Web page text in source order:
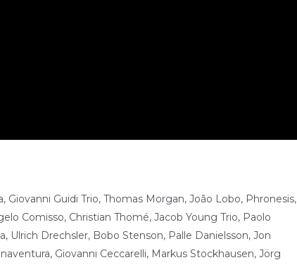
Giovanni Guidi Trio, Thomas Morgan, João Lobo, Phronesis,
Comisso, Christian Thomé, Jacob Young Trio, Paolo
Ulrich Drechsler, Bobo Stenson, Palle Danielsson, Jon
Giovanni Ceccarelli, Markus Stockhausen, Jörg